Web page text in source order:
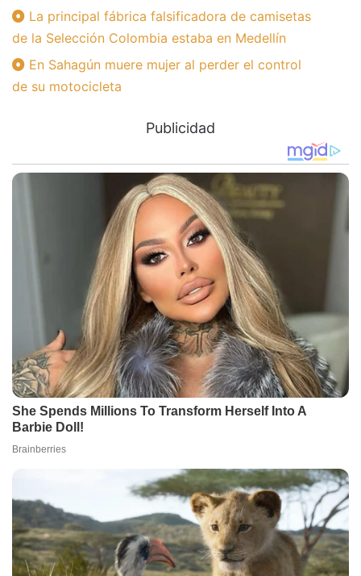
La principal fábrica falsificadora de camisetas
de la Selección Colombia estaba en Medellín
En Sahagún muere mujer al perder el control
de su motocicleta
Publicidad